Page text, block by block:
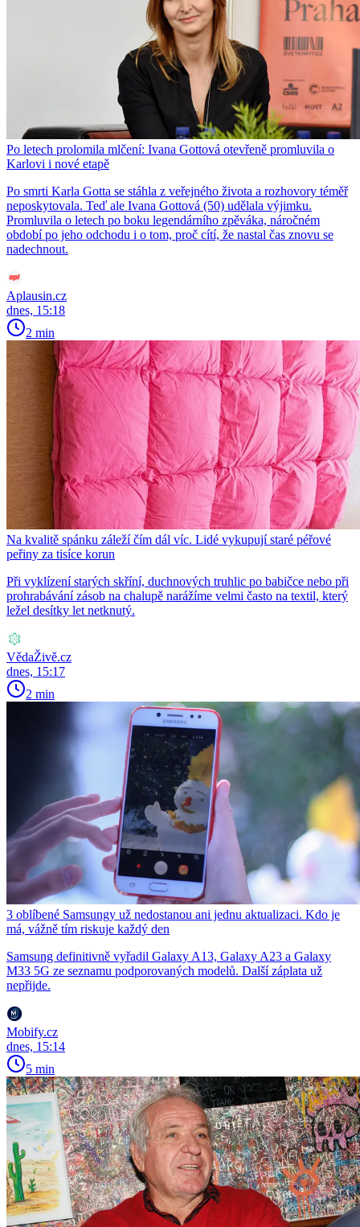
Po letech prolomila mlčení: Ivana Gottová otevřeně promluvila o
Karlovi i nové etapě
Po smrti Karla Gotta se stáhla z veřejného života a rozhovory téměř
neposkytovala. Teď ale Ivana Gottová (50) udělala výjimku.
Promluvila o letech po boku legendárního zpěváka, náročném
období po jeho odchodu i o tom, proč cítí, že nastal čas znovu se
nadechnout.
Aplausin.cz
dnes, 15:18
2 min
Na kvalitě spánku záleží čím dál víc. Lidé vykupují staré péřové
peřiny za tisíce korun
Při vyklízení starých skříní, duchnových truhlic po babičce nebo při
prohrabávání zásob na chalupě narážíme velmi často na textil, který
ležel desítky let netknutý.
VědaŽivě.cz
dnes, 15:17
2 min
3 oblíbené Samsungy už nedostanou ani jednu aktualizaci. Kdo je
má, vážně tím riskuje každý den
Samsung definitivně vyřadil Galaxy A13, Galaxy A23 a Galaxy
M33 5G ze seznamu podporovaných modelů. Další záplata už
nepřijde.
Mobify.cz
dnes, 15:14
5 min